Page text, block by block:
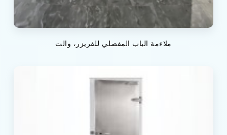
ملاءمة الباب المفصلي للفريزر، والت